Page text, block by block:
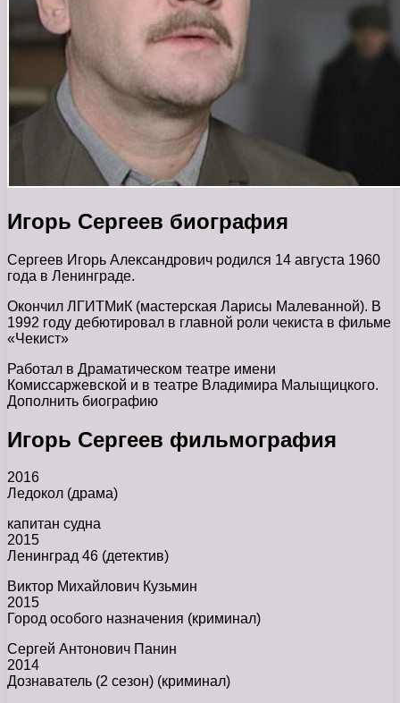
Игорь Сергеев биография
Сергеев Игорь Александрович родился 14 августа 1960
года в Ленинграде.
Окончил ЛГИТМиК (мастерская Ларисы Малеванной). В
1992 году дебютировал в главной роли чекиста в фильме
«Чекист»
Работал в Драматическом театре имени
Комиссаржевской и в театре Владимира Малыщицкого.
Дополнить биографию
Игорь Сергеев фильмография
2016
Ледокол (драма)
капитан судна
2015
Ленинград 46 (детектив)
Виктор Михайлович Кузьмин
2015
Город особого назначения (криминал)
Сергей Антонович Панин
2014
Дознаватель (2 сезон) (криминал)